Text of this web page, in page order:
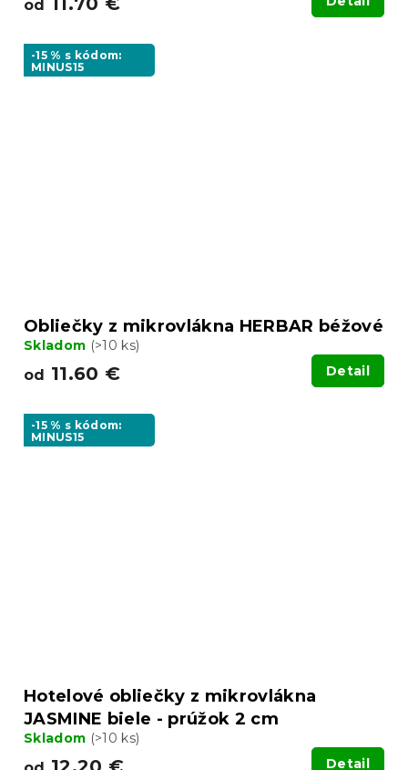
od
-15 % s kódom:
MINUS15
Obliečky z mikrovlákna HERBAR béžové
Skladom (>10 ks)
od 11.60 € Detail
-15 % s kódom:
MINUS15
Hotelové obliečky z mikrovlákna
JASMINE biele - prúžok 2 cm
Skladom (>10 ks)
Detail